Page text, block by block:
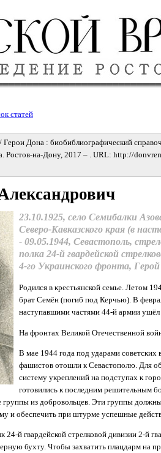
статей
Дона : биобиблиографический
Ростов-на-Дону, 2017 – . URL: http://
23.10.1925, село Семибалки
Северо-Кавказского края (в
‑ 09.05.1944, Севастополь,
полка 24-й гвардейской
4-го Украинского фронта,
Родился в крестьянской семье. Летом
брат Семён (погиб под Керчью). В
наступавшими частями 44-й армии ушёл
На фронтах Великой Отечественной
В мае 1944 года под ударами советских
фашистов отошли к Севастополю. Для
систему укреплений на подступах к
готовились к последним решительным
из добровольцев. Эти группы
и обеспечить при штурме успешные
24-й гвардейской стрелковой дивизии 2-й
бухту. Чтобы захватить плацдарм на